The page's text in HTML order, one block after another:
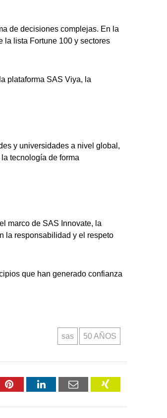
de decisiones complejas. En la
la lista Fortune 100 y sectores
plataforma SAS Viya, la
y universidades a nivel global,
tecnología de forma
marco de SAS Innovate, la
la responsabilidad y el respeto
que han generado confianza
50 AÑOS
sas
PinterestLinkedInEmail XING